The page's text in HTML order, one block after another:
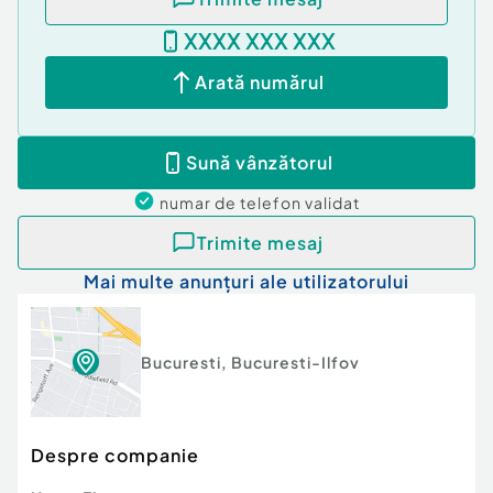
confort termic constant pe tot parcursul anului,
eficienta in gestionarea consumului si costuri
optimizate de intretinere.
infrastructura dezvoltata, acces rapid la statii de
metrou si mijloace de transport in comun, precum
si proximitatea fata de centre comerciale,
parcuri, scoli si alte facilitati esentiale, fiind
ideala atat pentru cupluri, cat si pentru persoane
active.
Pentru mai multe detalii si programarea unei
vizionari, echipa Apex Imobiliare Romania, agentie
imobiliara Bucuresti, va sta la dispozitie cu
profesionalism si solutii adaptate nevoilor
dumneavoastra.
XXXX XXX XXX
Arată numărul
Sună vânzătorul
numar de telefon validat
Trimite mesaj
Mai multe anunțuri ale utilizatorului
Bucuresti, Bucuresti-Ilfov
Despre companie